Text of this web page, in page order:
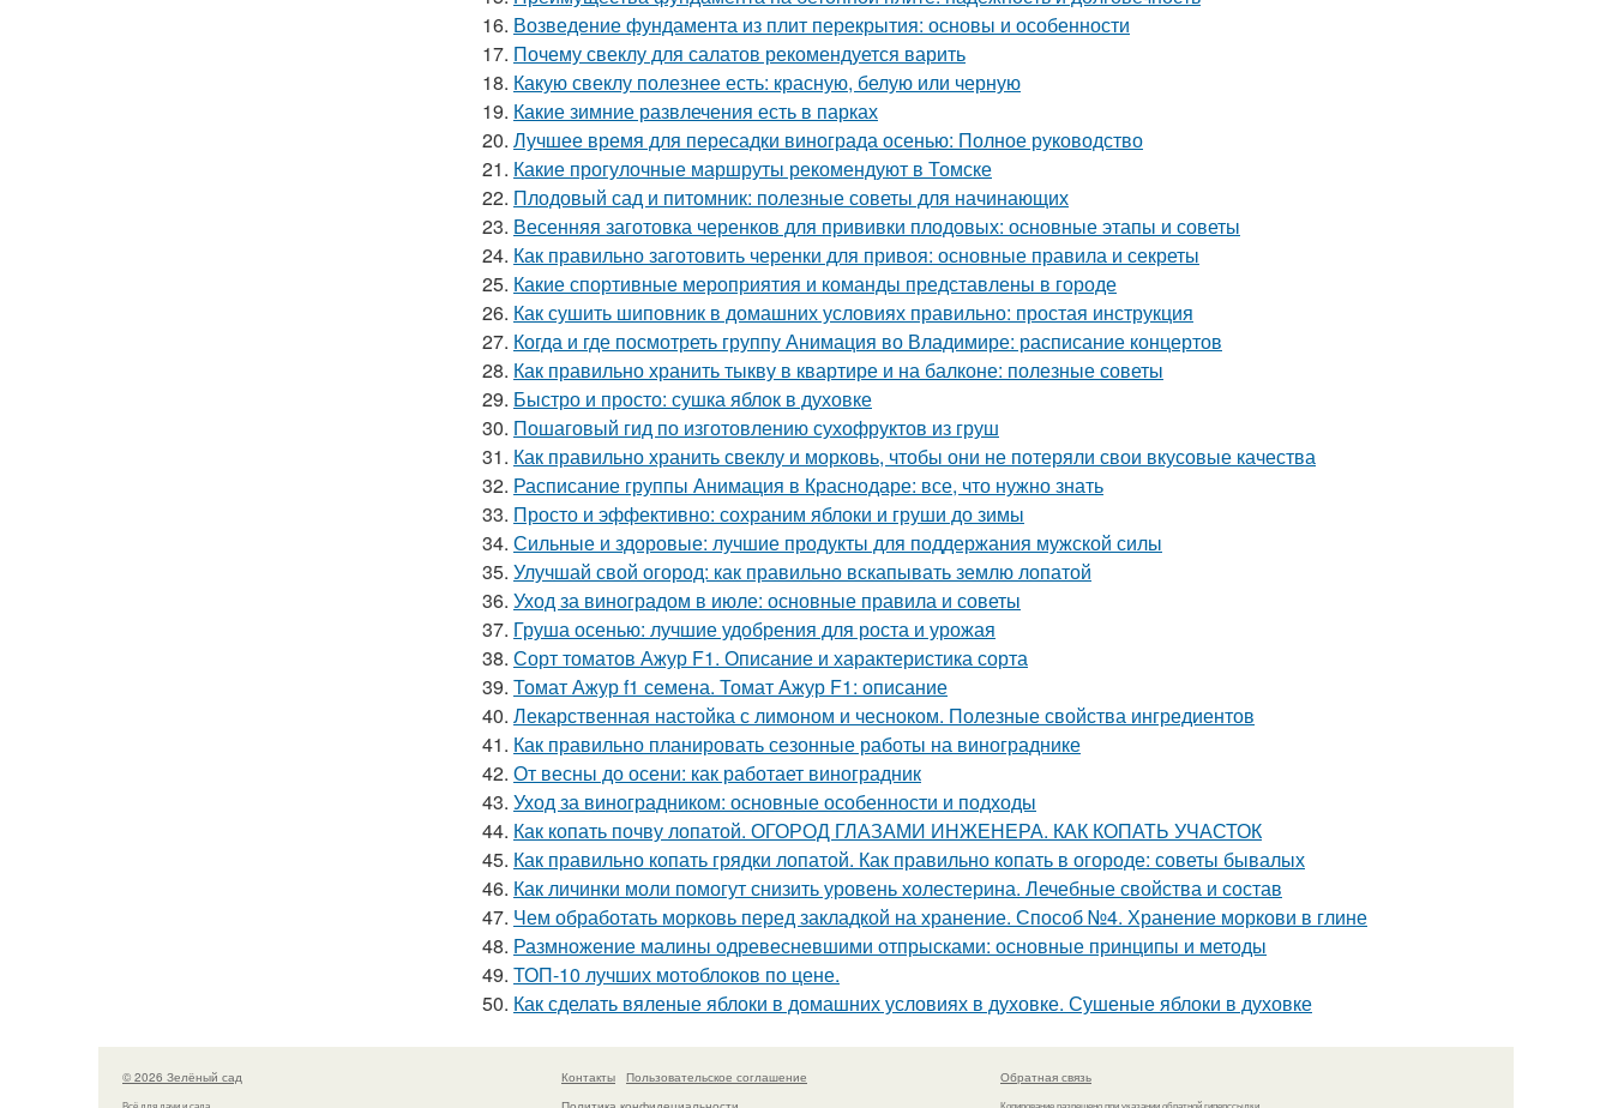
16. Возведение фундамента из плит перекрытия: основы и особенности
17. Почему свеклу для салатов рекомендуется варить
18. Какую свеклу полезнее есть: красную, белую или черную
19. Какие зимние развлечения есть в парках
20. Лучшее время для пересадки винограда осенью: Полное руководство
21. Какие прогулочные маршруты рекомендуют в Томске
22. Плодовый сад и питомник: полезные советы для начинающих
23. Весенняя заготовка черенков для прививки плодовых: основные этапы и советы
24. Как правильно заготовить черенки для привоя: основные правила и секреты
25. Какие спортивные мероприятия и команды представлены в городе
26. Как сушить шиповник в домашних условиях правильно: простая инструкция
27. Когда и где посмотреть группу Анимация во Владимире: расписание концертов
28. Как правильно хранить тыкву в квартире и на балконе: полезные советы
29. Быстро и просто: сушка яблок в духовке
30. Пошаговый гид по изготовлению сухофруктов из груш
31. Как правильно хранить свеклу и морковь, чтобы они не потеряли свои вкусовые качества
32. Расписание группы Анимация в Краснодаре: все, что нужно знать
33. Просто и эффективно: сохраним яблоки и груши до зимы
34. Сильные и здоровые: лучшие продукты для поддержания мужской силы
35. Улучшай свой огород: как правильно вскапывать землю лопатой
36. Уход за виноградом в июле: основные правила и советы
37. Груша осенью: лучшие удобрения для роста и урожая
38. Сорт томатов Ажур F1. Описание и характеристика сорта
39. Томат Ажур f1 семена. Томат Ажур F1: описание
40. Лекарственная настойка с лимоном и чесноком. Полезные свойства ингредиентов
41. Как правильно планировать сезонные работы на винограднике
42. От весны до осени: как работает виноградник
43. Уход за виноградником: основные особенности и подходы
44. Как копать почву лопатой. ОГОРОД ГЛАЗАМИ ИНЖЕНЕРА. КАК КОПАТЬ УЧАСТОК
45. Как правильно копать грядки лопатой. Как правильно копать в огороде: советы бывалых
46. Как личинки моли помогут снизить уровень холестерина. Лечебные свойства и состав
47. Чем обработать морковь перед закладкой на хранение. Способ №4. Хранение моркови в глине
48. Размножение малины одревесневшими отпрысками: основные принципы и методы
49. ТОП-10 лучших мотоблоков по цене.
50. Как сделать вяленые яблоки в домашних условиях в духовке. Сушеные яблоки в духовке
© 2026 Зелёный сад
Всё для дачи и сада
Контакты
Пользовательское соглашение
Обратная связь
Копирование разрешено при указании обратной гиперссылки.